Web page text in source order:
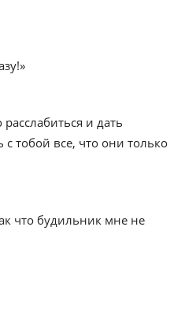
и дать
тобой все, что они только
что будильник мне не